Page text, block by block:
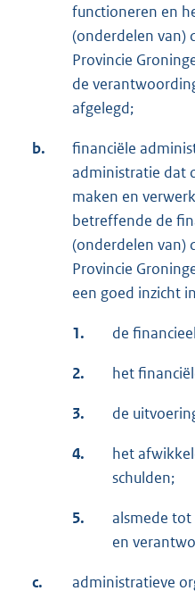
functioneren en
(onderdelen van)
Provincie
de
afgelegd;
b.
financiële
administratie dat
maken en
betreffende de
(onderdelen van)
Provincie
een goed inzicht
1. de
2. het
3. de
4.
het
schulden;
5.
alsmede
en
c.
administratieve